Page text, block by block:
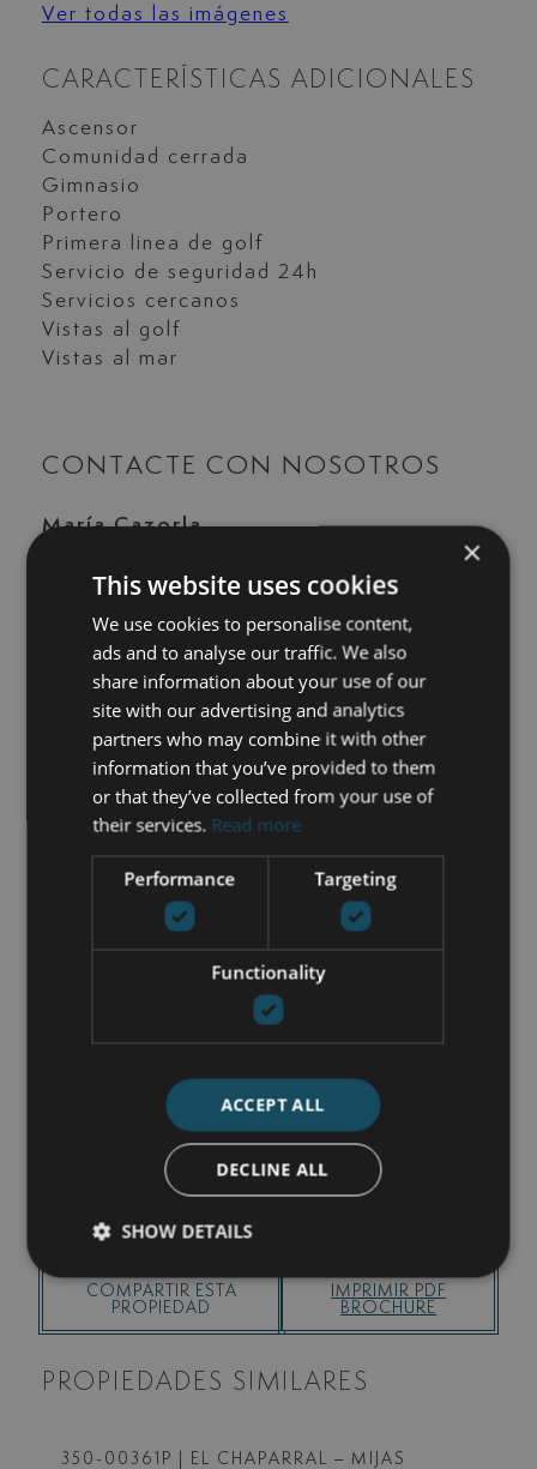
Ver todas las imágenes
CARACTERÍSTICAS ADICIONALES
Ascensor
Comunidad cerrada
Gimnasio
Portero
Primera linea de golf
Servicio de seguridad 24h
Servicios cercanos
Vistas al golf
Vistas al mar
CONTACTE CON NOSOTROS
María Cazorla
+34 625 98 66 26
maria@luxurylivingmarbella.com
Acepto recibir información por
ENVIAR
COMPARTIR ESTA
PROPIEDAD
IMPRIMIR PDF
BROCHURE
PROPIEDADES SIMILARES
350-00361P
| EL CHAPARRAL – MIJAS
×
This website uses cookies
We use cookies to personalise content,
ads and to analyse our traffic. We also
share information about your use of our
site with our advertising and analytics
partners who may combine it with other
information that you’ve provided to them
or that they’ve collected from your use of
their services. Read more
Performance Targeting
Functionality
ACCEPT ALL
DECLINE ALL
SHOW DETAILS